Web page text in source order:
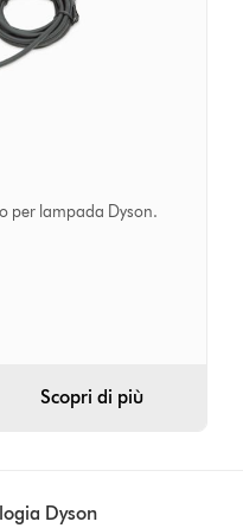
per lampada Dyson.
Scopri di più
Dyson